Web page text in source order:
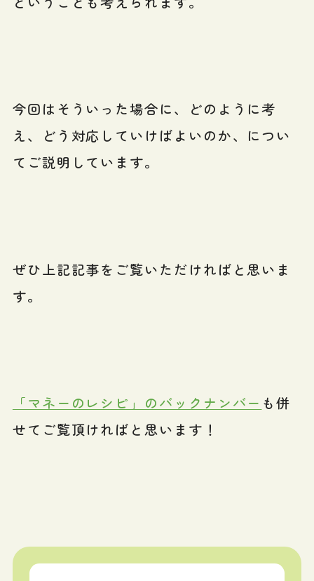
今回はそういった場合に、どのように考
え、どう対応していけばよいのか、につい
てご説明しています。
ぜひ上記記事をご覧いただければと思いま
す。
「マネーのレシピ」のバックナンバー も併
せてご覧頂ければと思います！